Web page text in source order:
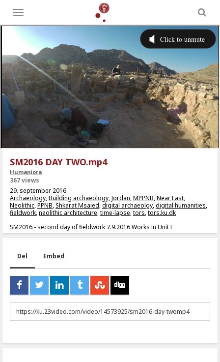
Toggle
menu
SM2016 DAY TWO.mp4
Humaniora
367 views
29. september 2016
Archaeology,Building archaeology,Jordan,MPPNB,Near East,
Neolithic,PPNB,Shkarat Msaied,digital archaeolgy,digital humanities,
fieldwork,neolithic architecture,time-lapse,tors,tors.ku.dk
SM2016 - second day of fieldwork 7.9.2016 Works in Unit F
Del Embed
URL
to